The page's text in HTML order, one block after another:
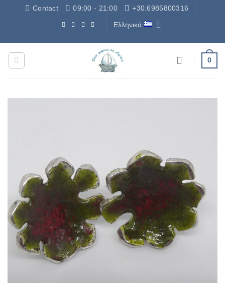
ΜετάβασηContact 09:00 - 21:00 +30.6985800316
Ελληνικά
0